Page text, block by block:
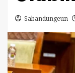
Sabandungeun